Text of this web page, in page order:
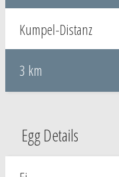
Kumpel-Distanz
3 km
Egg Details